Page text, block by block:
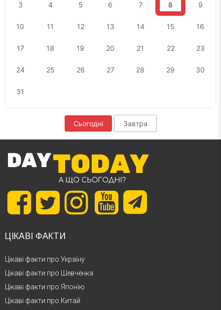
3 4 5 6 7 8 9
10 11 12 13 14 15 16
17 18 19 20 21 22 23
24 25 26 27 28 29 30
31
Сьогодні Завтра
ЦІКАВІ ФАКТИ
Цікаві факти про Україну
Цікаві факти про Шевченка
Цікаві факти про Японію
Цікаві факти про Китай